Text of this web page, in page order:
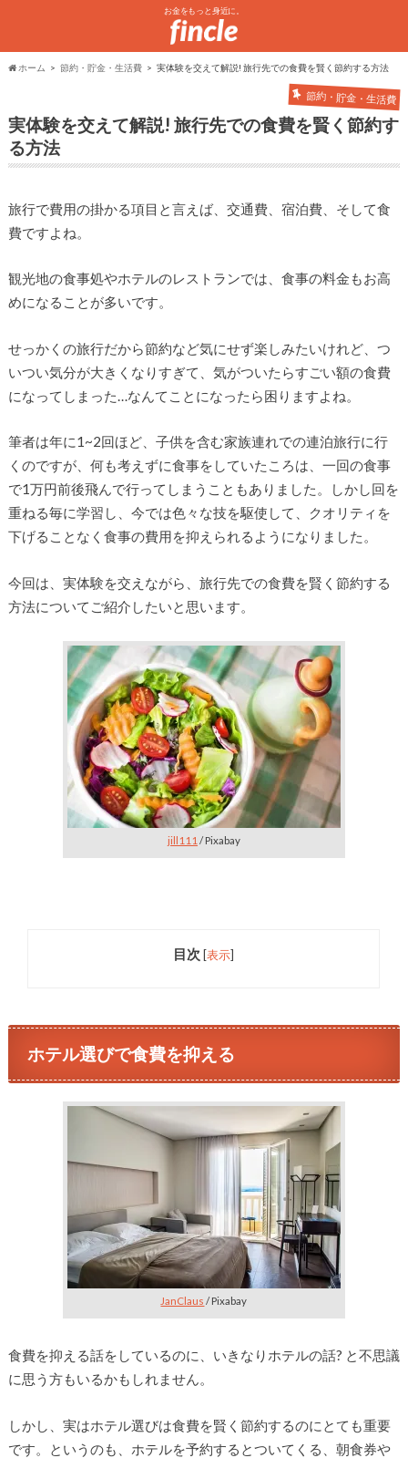
お金をもっと身近に。
ホーム 節約・貯金・生活費 実体験を交えて解説! 旅行先での食費を賢く節約する方法
節約・貯金・生活費
実体験を交えて解説! 旅行先での食費を賢く節約す
る方法
旅行で費用の掛かる項目と言えば、交通費、宿泊費、そして食
費ですよね。
観光地の食事処やホテルのレストランでは、食事の料金もお高
めになることが多いです。
せっかくの旅行だから節約など気にせず楽しみたいけれど、つ
いつい気分が大きくなりすぎて、気がついたらすごい額の食費
になってしまった…なんてことになったら困りますよね。
筆者は年に1~2回ほど、子供を含む家族連れでの連泊旅行に行
くのですが、何も考えずに食事をしていたころは、一回の食事
で1万円前後飛んで行ってしまうこともありました。しかし回を
重ねる毎に学習し、今では色々な技を駆使して、クオリティを
下げることなく食事の費用を抑えられるようになりました。
今回は、実体験を交えながら、旅行先での食費を賢く節約する
方法についてご紹介したいと思います。
jill111 / Pixabay
目次 [表示]
ホテル選びで食費を抑える
JanClaus / Pixabay
食費を抑える話をしているのに、いきなりホテルの話? と不思議
に思う方もいるかもしれません。
しかし、実はホテル選びは食費を賢く節約するのにとても重要
です。というのも、ホテルを予約するとついてくる、朝食券や